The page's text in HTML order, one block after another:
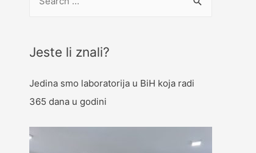
h
f
r
Jeste li znali?
Jedina smo laboratorija u BiH koja radi
365 dana u godini